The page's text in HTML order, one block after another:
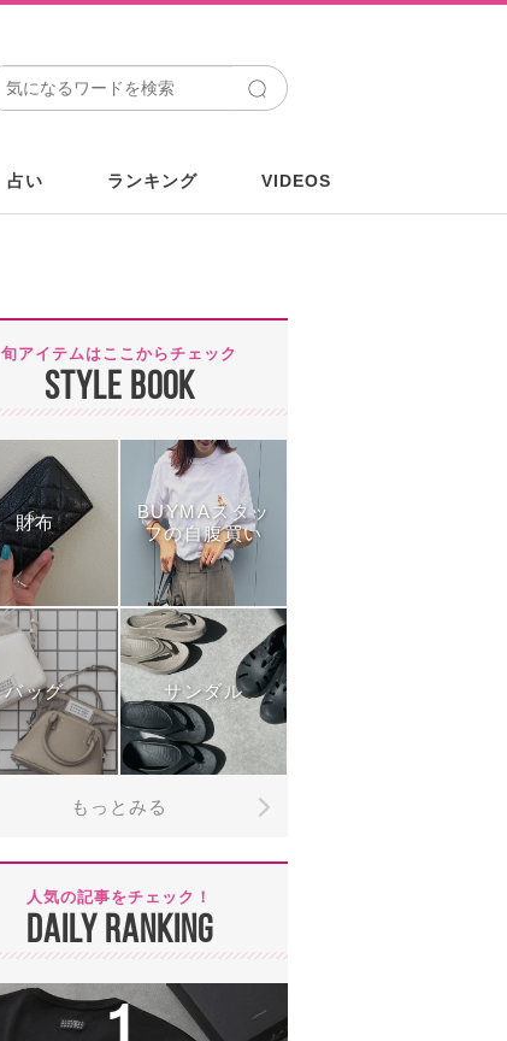
占い ランキング VIDEOS
旬アイテムはここからチェック
STYLE BOOK
財布
BUYMAスタッ
フの自腹買い
バッグ サンダル
もっとみる
人気の記事をチェック！
DAILY RANKING